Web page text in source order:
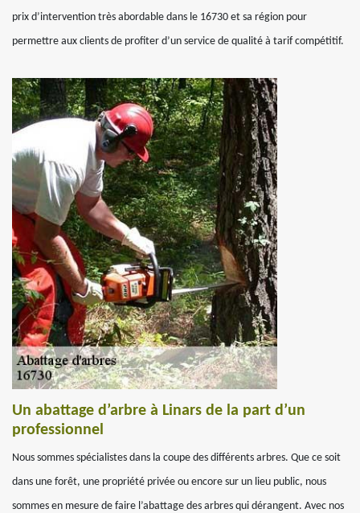
prix d’intervention très abordable dans le 16730 et sa région pour
permettre aux clients de profiter d’un service de qualité à tarif compétitif.
Un abattage d’arbre à Linars de la part d’un
professionnel
Nous sommes spécialistes dans la coupe des différents arbres. Que ce soit
dans une forêt, une propriété privée ou encore sur un lieu public, nous
sommes en mesure de faire l’abattage des arbres qui dérangent. Avec nos